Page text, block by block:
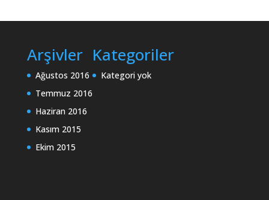
Arşivler
Ağustos 2016
Temmuz 2016
Haziran 2016
Kasım 2015
Ekim 2015
Kategoriler
Kategori yok